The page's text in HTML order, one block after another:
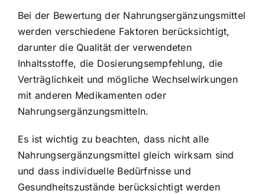
Bei der Bewertung der Nahrungsergänzungsmittel
werden verschiedene Faktoren berücksichtigt,
darunter die Qualität der verwendeten
Inhaltsstoffe, die Dosierungsempfehlung, die
Verträglichkeit und mögliche Wechselwirkungen
mit anderen Medikamenten oder
Nahrungsergänzungsmitteln.
Es ist wichtig zu beachten, dass nicht alle
Nahrungsergänzungsmittel gleich wirksam sind
und dass individuelle Bedürfnisse und
Gesundheitszustände berücksichtigt werden